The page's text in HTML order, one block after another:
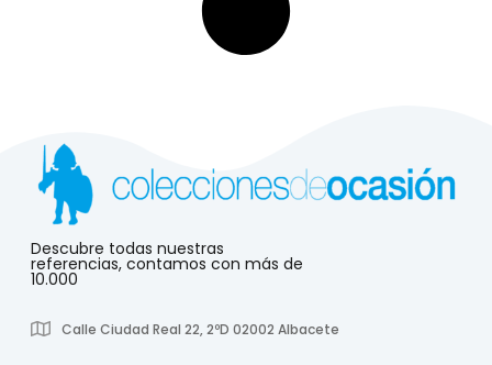
Descubre todas nuestras
referencias, contamos con más de
10.000
Calle Ciudad Real 22, 2ºD 02002 Albacete